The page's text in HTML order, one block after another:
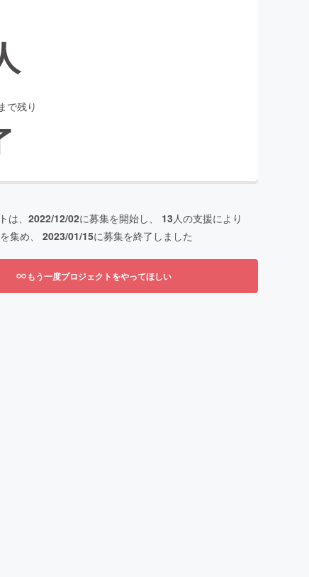
で残り
は、 2022/12/02に募集を開始し、 13人の支援により
集め、 2023/01/15に募集を終了しました
もう一度プロジェクトをやってほしい